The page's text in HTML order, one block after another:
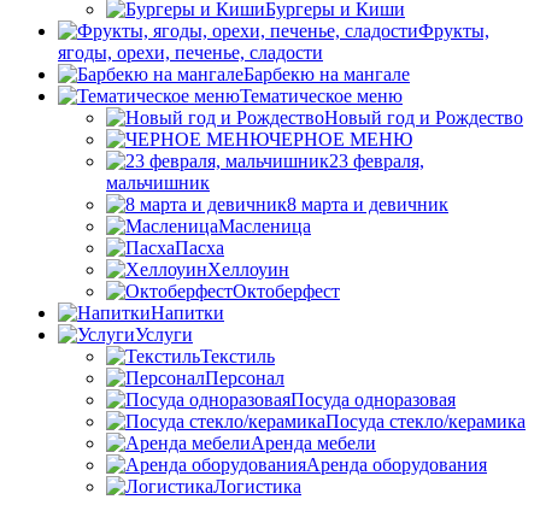
Бургеры и Киши
Фрукты,
ягоды, орехи, печенье, сладости
Барбекю на мангале
Тематическое меню
Новый год и Рождество
ЧЕРНОЕ МЕНЮ
23 февраля,
мальчишник
8 марта и девичник
Масленица
Пасха
Хеллоуин
Октоберфест
Напитки
Услуги
Текстиль
Персонал
Посуда одноразовая
Посуда стекло/керамика
Аренда мебели
Аренда оборудования
Логистика